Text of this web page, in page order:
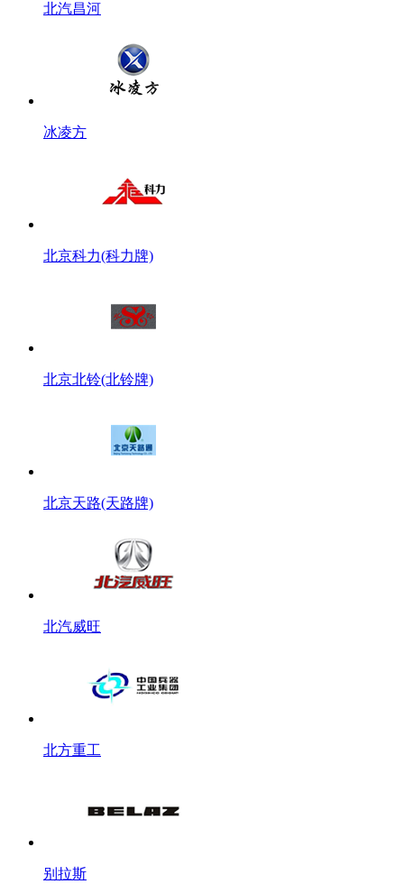
北汽昌河
冰凌方
北京科力(科力牌)
北京北铃(北铃牌)
北京天路(天路牌)
北汽威旺
北方重工
别拉斯